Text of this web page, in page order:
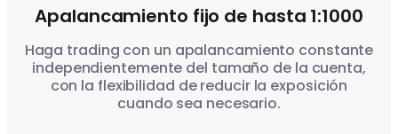
Apalancamiento fijo de hasta 1:1000
Haga trading con un apalancamiento constante
independientemente del tamaño de la cuenta,
con la flexibilidad de reducir la exposición
cuando sea necesario.